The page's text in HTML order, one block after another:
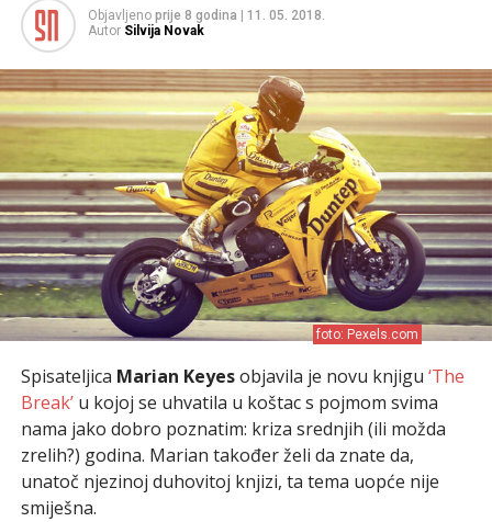
Objavljeno prije 8 godina
11. 05. 2018.
Autor Silvija Novak
foto: Pexels.com
Spisateljica Marian Keyesobjavila je novu knjigu ‘The
Break’u kojoj se uhvatila u koštac s pojmom svima
nama jako dobro poznatim: kriza srednjih (ili možda
zrelih?) godina. Marian također želi da znate da,
unatoč njezinoj duhovitoj knjizi, ta tema uopće nije
smiješna.